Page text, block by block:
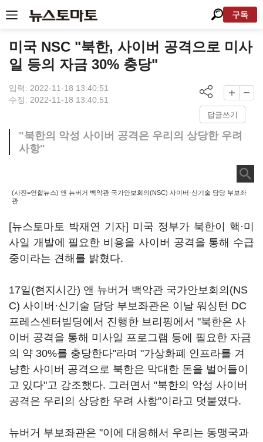
구독
미국 NSC "북한, 사이버 공격으로 미사
일 등의 자금 30% 충당"
입력: 2022-11-18 13:40:51
수정: 2022-11-18 13:40:51
답글쓰기
"북한의 악성 사이버 공격은 우리의 상당한 우려
사항"
(사진=연합뉴스) 앤 뉴버거 백악관 국가안보회의(NSC) 사이버·신기술 담당 부보좌
관
[뉴스토마토 박재연 기자] 미국 정부가 북한이 핵·미
사일 개발에 필요한 비용을 사이버 공격을 통해 수급
중이라는 견해를 밝혔다.
17일(현지시간) 앤 뉴버거 백악관 국가안보회의(NS
C) 사이버·신기술 담당 부보좌관은 이날 워싱턴 DC
프레스센터빌딩에서 진행한 브리핑에서 "북한은 사
이버 공격을 통해 미사일 프로그램 등에 필요한 자금
의 약 30%를 충당한다"라며 "가상화폐 인프라를 겨
냥한 사이버 공격으로 북한은 막대한 돈을 벌어들이
고 있다"고 강조했다. 그러면서 "북한의 악성 사이버
공격은 우리의 상당한 우려 사항"이라고 덧붙였다.
뉴버거 부보좌관은 "이에 대응해서 우리는 동맹국과